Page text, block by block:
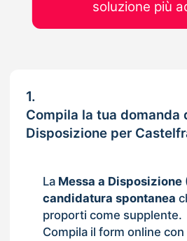
1.
Compila la tua domanda
Disposizione per
La Messa a Disposizione
candidatura spontanea
proporti come supplente.
Compila il form online
soluzione più